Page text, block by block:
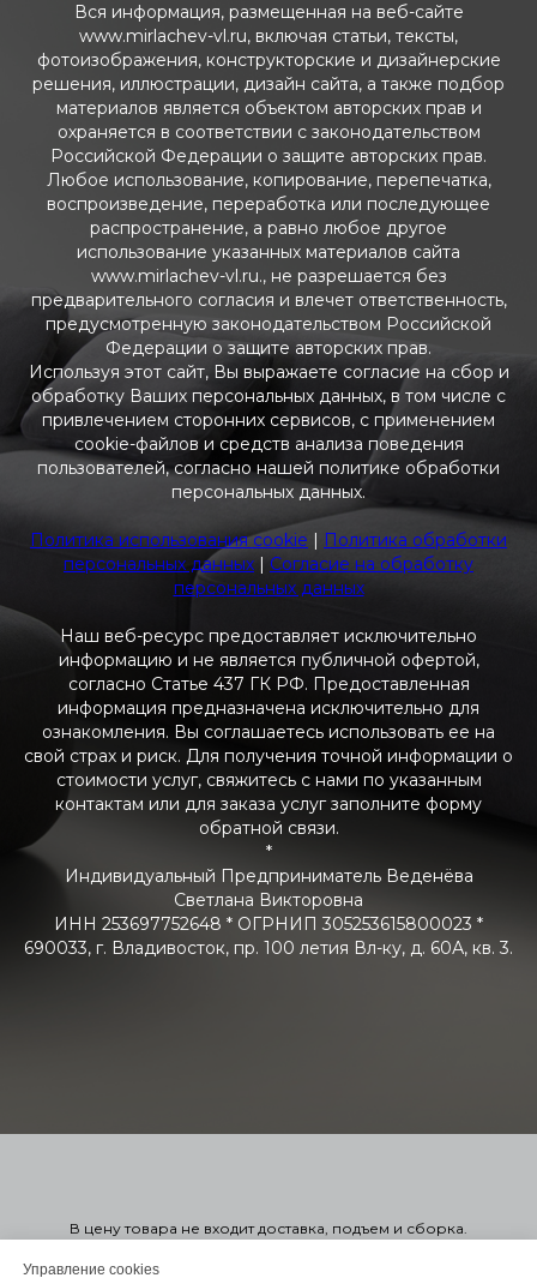
Вся информация, размещенная на веб-сайте
www.mirlachev-vl.ru, включая статьи, тексты,
фотоизображения, конструкторские и дизайнерские
решения, иллюстрации, дизайн сайта, а также подбор
материалов является объектом авторских прав и
охраняется в соответствии с законодательством
Российской Федерации о защите авторских прав.
Любое использование, копирование, перепечатка,
воспроизведение, переработка или последующее
распространение, а равно любое другое
использование указанных материалов сайта
www.mirlachev-vl.ru., не разрешается без
предварительного согласия и влечет ответственность,
предусмотренную законодательством Российской
Федерации о защите авторских прав.
Используя этот сайт, Вы выражаете согласие на сбор и
обработку Ваших персональных данных, в том числе с
привлечением сторонних сервисов, с применением
cookie-файлов и средств анализа поведения
пользователей, согласно нашей политике обработки
персональных данных.
Политика использования cookie
Политика обработки
персональных данных
Согласие на обработку
персональных данных
Наш веб-ресурс предоставляет исключительно
информацию и не является публичной офертой,
согласно Статье 437 ГК РФ. Предоставленная
информация предназначена исключительно для
ознакомления. Вы соглашаетесь использовать ее на
свой страх и риск. Для получения точной информации о
стоимости услуг, свяжитесь с нами по указанным
контактам или для заказа услуг заполните форму
обратной связи.
*
Индивидуальный Предприниматель Веденёва
Светлана Викторовна
ИНН 253697752648 * ОГРНИП 305253615800023 *
690033, г. Владивосток, пр. 100 летия Вл-ку, д. 60А, кв. 3.
Управление cookies
В цену товара не входит доставка, подъем и сборка.
категории. Узнать точную стоимость в нужной вам ткани можно